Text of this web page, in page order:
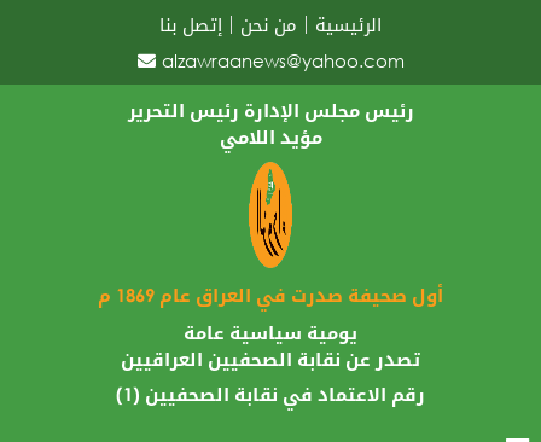
الرئيسية من نحن
إتصل بنا
alzawraanews@yahoo.com
رئيس مجلس الإدارة رئيس التحرير
مؤيد اللامي
أول صحيفة صدرت في العراق عام 1869 م
يومية سياسية عامة
تصدر عن نقابة الصحفيين العراقيين
رقم الاعتماد في نقابة الصحفيين (1)